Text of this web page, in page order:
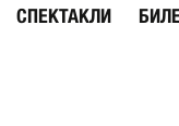
СПЕКТАКЛИ